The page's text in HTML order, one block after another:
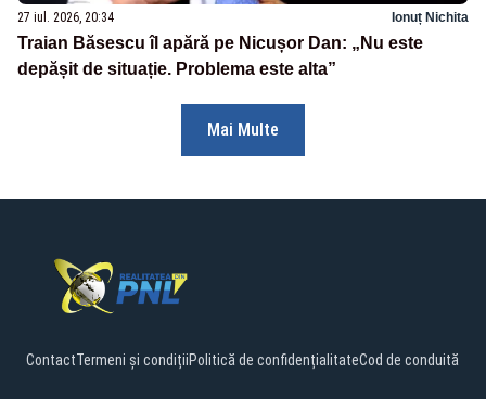
27 iul. 2026, 20:34 Ionuț Nichita
Traian Băsescu îl apără pe Nicușor Dan: „Nu este
depășit de situație. Problema este alta”
Mai Multe
ContactTermeni și condițiiPolitică de confidențialitateCod de conduită